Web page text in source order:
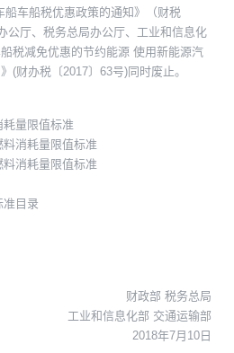
车船税优惠政策的通知》（财税
公厅、税务总局办公厅、工业和信息化
税减免优惠的节约能源 使用新能源汽
(财办税〔2017〕63号)同时废止。
量限值标准
消耗量限值标准
消耗量限值标准
准目录
财政部 税务总局
工业和信息化部 交通运输部
2018年7月10日